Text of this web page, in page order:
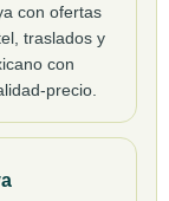
con ofertas
traslados y
con
precio.